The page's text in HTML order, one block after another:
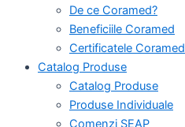
De ce Coramed?
Beneficiile Coramed
Certificatele Coramed
Catalog Produse
Catalog Produse
Produse Individuale